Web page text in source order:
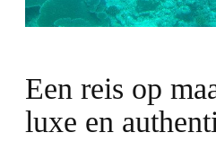
Een reis op
luxe en